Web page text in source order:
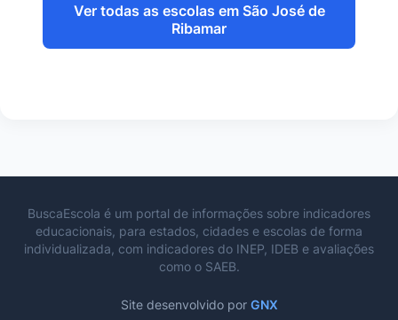
Ver todas as escolas em São José de
Ribamar
BuscaEscola é um portal de informações sobre indicadores
educacionais, para estados, cidades e escolas de forma
individualizada, com indicadores do INEP, IDEB e avaliações
como o SAEB.
Site desenvolvido por GNX